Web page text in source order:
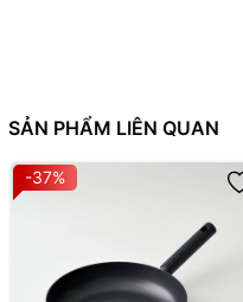
SẢN PHẨM LIÊN QUAN
-37%